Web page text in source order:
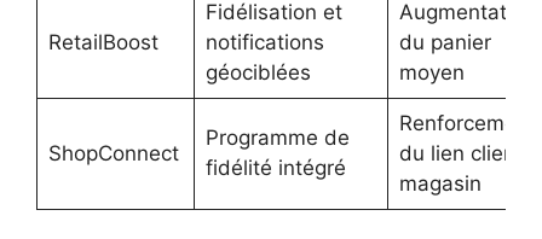
RetailBoost
Fidélisation et
notifications
géociblées
Augmentation
du panier
moyen
ShopConnect
Programme de
fidélité intégré
Renforcement
du lien client-
magasin